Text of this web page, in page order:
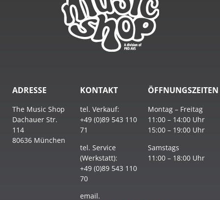
ADRESSE
The Music Shop
Dachauer Str.
114
80636 München
KONTAKT
tel. Verkauf:
+49 (0)89 543 110
71
tel. Service
(Werkstatt):
+49 (0)89 543 110
70
email.
ÖFFNUNGSZEITEN
Montag – Freitag
11:00 – 14:00 Uhr
15:00 – 19:00 Uhr
Samstags
11:00 – 18:00 Uhr